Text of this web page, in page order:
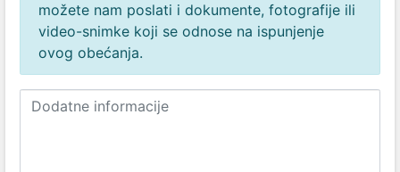
možete nam poslati i dokumente, fotografije ili
video-snimke koji se odnose na ispunjenje
ovog obećanja.